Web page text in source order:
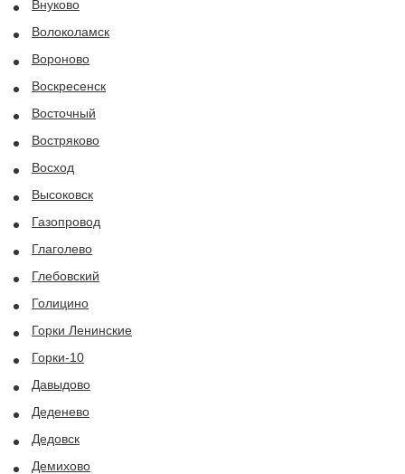
Внуково
Волоколамск
Вороново
Воскресенск
Восточный
Востряково
Восход
Высоковск
Газопровод
Глаголево
Глебовский
Голицино
Горки Ленинские
Горки-10
Давыдово
Деденево
Дедовск
Демихово